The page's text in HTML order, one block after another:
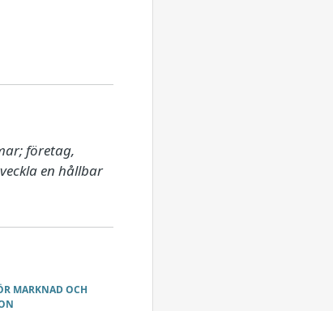
företag,
en hållbar
MARKNAD OCH